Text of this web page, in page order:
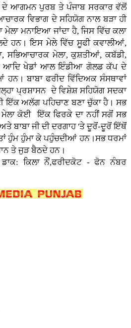
ਪੁਰਬ ਤੇ ਪੰਜਾਬ ਸਰਕਾਰ ਵੱਲੋਂ
ਵਿਭਾਗ ਦੇ ਸਹਿਯੋਗ ਨਾਲ ਬੜਾ ਹੀ
ਮੇਲਾ ਮਨਾਇਆ ਜਾਂਦਾ ਹੈ, ਜਿਸ ਵਿੱਚ ਕਲਾ
ਹਨ। ਇਸ ਮੇਲੇ ਵਿੱਚ ਸੂਫੀ ਕਵਾਲੀਆਂ,
ਸਭਿਆਚਾਰਕ ਮੇਲਾ, ਕੁਸ਼ਤੀਆਂ, ਕਬੱਡੀ,
ਆਦਿ ਖੇਡਾਂ ਆਲ ਇੰਡੀਆ ਗੋਲਡ ਕੱਪ ਦੇ
ਬਾਬਾ ਫਰੀਦ ਵਿੱਦਿਅਕ ਸੰਸਥਾਵਾਂ
ਪ੍ਰਸ਼ਾਸਨ ਦੇ ਵਿਸ਼ੇਸ਼ ਸਹਿਯੋਗ ਸਦਕਾ
ਇੱਕ ਅਲੱਗ ਪਹਿਚਾਣ ਬਣਾ ਚੁੱਕਾ ਹੈ। ਸਭ
ਕੋਈ ਇੱਕ ਫਿਰਕੇ ਦਾ ਨਹੀਂ ਸਗੋਂ ਸਭ
ਅਤੇ ਬਾਬਾ ਜੀ ਦੀ ਦਰਗਾਹ 'ਤੇ ਦੂਰੋਂ-ਦੂਰੋਂ ਇੱਥੋਂ
ਹੁੰਮ ਹੁੰਮਾ ਕੇ ਪਹੁੰਚਦੀਆਂ ਹਨ।ਸਭ ਧਰਮਾਂ
ਤੇ ਜੁੜ ਬੈਠਦੇ ਹਨ।
ਕਿਲਾ ਨੌਂ,ਫਰੀਦਕੋਟ - ਫੋਨ ਨੰਬਰ